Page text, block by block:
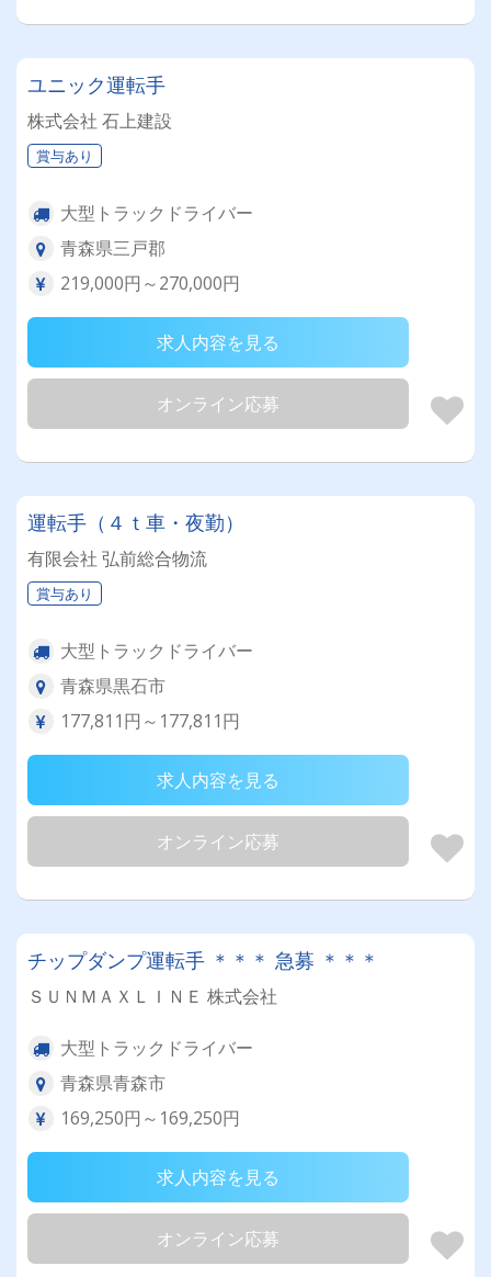
ユニック運転手
株式会社 石上建設
賞与あり
大型トラックドライバー
青森県三戸郡
219,000円～270,000円
求人内容を見る
オンライン応募
運転手（４ｔ車・夜勤）
有限会社 弘前総合物流
賞与あり
大型トラックドライバー
青森県黒石市
177,811円～177,811円
求人内容を見る
オンライン応募
チップダンプ運転手 ＊＊＊ 急募 ＊＊＊
ＳＵＮＭＡＸＬＩＮＥ 株式会社
大型トラックドライバー
青森県青森市
169,250円～169,250円
求人内容を見る
オンライン応募